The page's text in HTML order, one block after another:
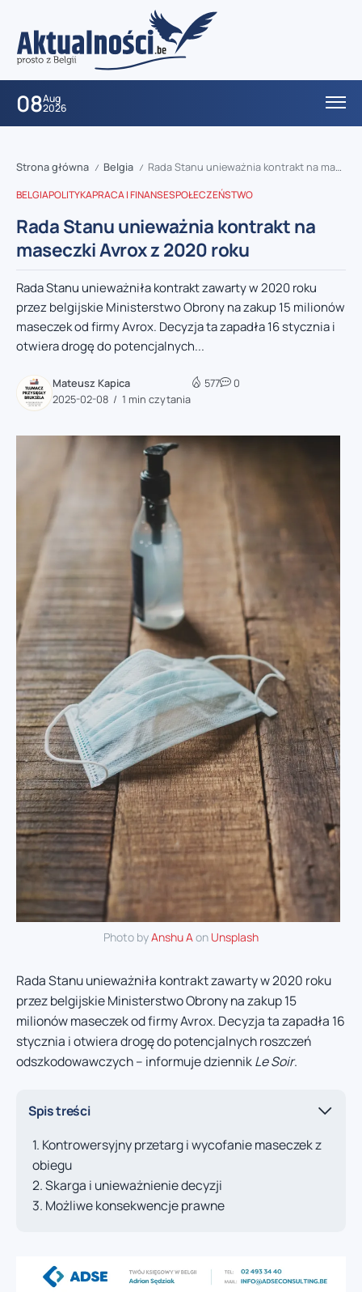
08Aug
2026
Strona główna / Belgia / Rada Stanu unieważnia kontrakt na maseczki Avrox z 2020 roku
BELGIAPOLITYKAPRACA I FINANSESPOŁECZEŃSTWO
Rada Stanu unieważnia kontrakt na
maseczki Avrox z 2020 roku
Rada Stanu unieważniła kontrakt zawarty w 2020 roku
przez belgijskie Ministerstwo Obrony na zakup 15 milionów
maseczek od firmy Avrox. Decyzja ta zapadła 16 stycznia i
otwiera drogę do potencjalnych...
Mateusz Kapica
2025-02-08
1 min czytania
577 0
Photo byAnshu A on Unsplash
Rada Stanu unieważniła kontrakt zawarty w 2020 roku
przez belgijskie Ministerstwo Obrony na zakup 15
milionów maseczek od firmy Avrox. Decyzja ta zapadła 16
stycznia i otwiera drogę do potencjalnych roszczeń
odszkodowawczych – informuje dziennikLe Soir.
Spis treści
Kontrowersyjny przetarg i wycofanie maseczek z
obiegu
Skarga i unieważnienie decyzji
Możliwe konsekwencje prawne